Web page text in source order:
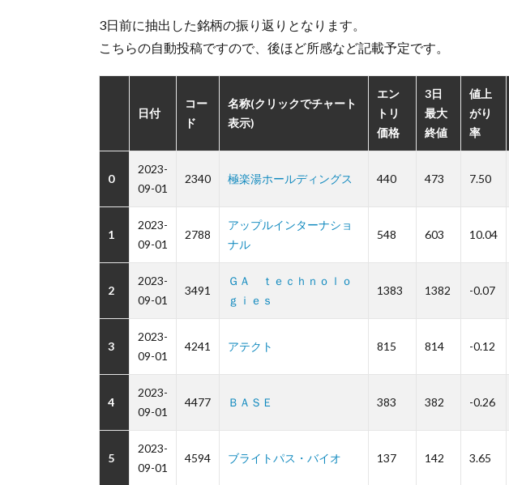
3日前に抽出した銘柄の振り返りとなります。
こちらの自動投稿ですので、後ほど所感など記載予定です。
日付
コー
ド
名称(クリックでチャート
表示)
エン
トリ
価格
3日
最大
終値
値上
がり
率
0
2023-
09-01
2340 極楽湯ホールディングス 440 473 7.50
1
2023-
09-01
2788
アップルインターナショ
ナル
548 603 10.04
2
2023-
09-01
3491
ＧＡ ｔｅｃｈｎｏｌｏ
ｇｉｅｓ
1383 1382 -0.07
3
2023-
09-01
4241 アテクト 815 814 -0.12
4
2023-
09-01
4477 ＢＡＳＥ 383 382 -0.26
5
2023-
09-01
4594 ブライトパス・バイオ 137 142 3.65